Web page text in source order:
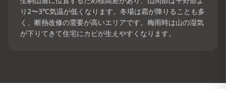
り2〜3℃気温が低くなります。冬場は霜が降りることも多
く、断熱改修の需要が高いエリアです。梅雨時は山の湿気
が下りてきて住宅にカビが生えやすくなります。